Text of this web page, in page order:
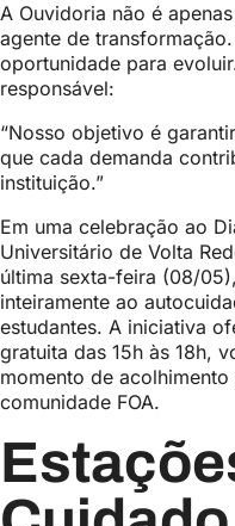
A Ouvidoria não é
agente de
oportunidade para
responsável:
“Nosso objetivo é
que cada demanda
instituição.”
Em uma celebração ao
Universitário de Volta
última sexta-feira (08/
inteiramente ao
estudantes. A iniciativa
gratuita das 15h às 18h,
momento de
comunidade FOA.